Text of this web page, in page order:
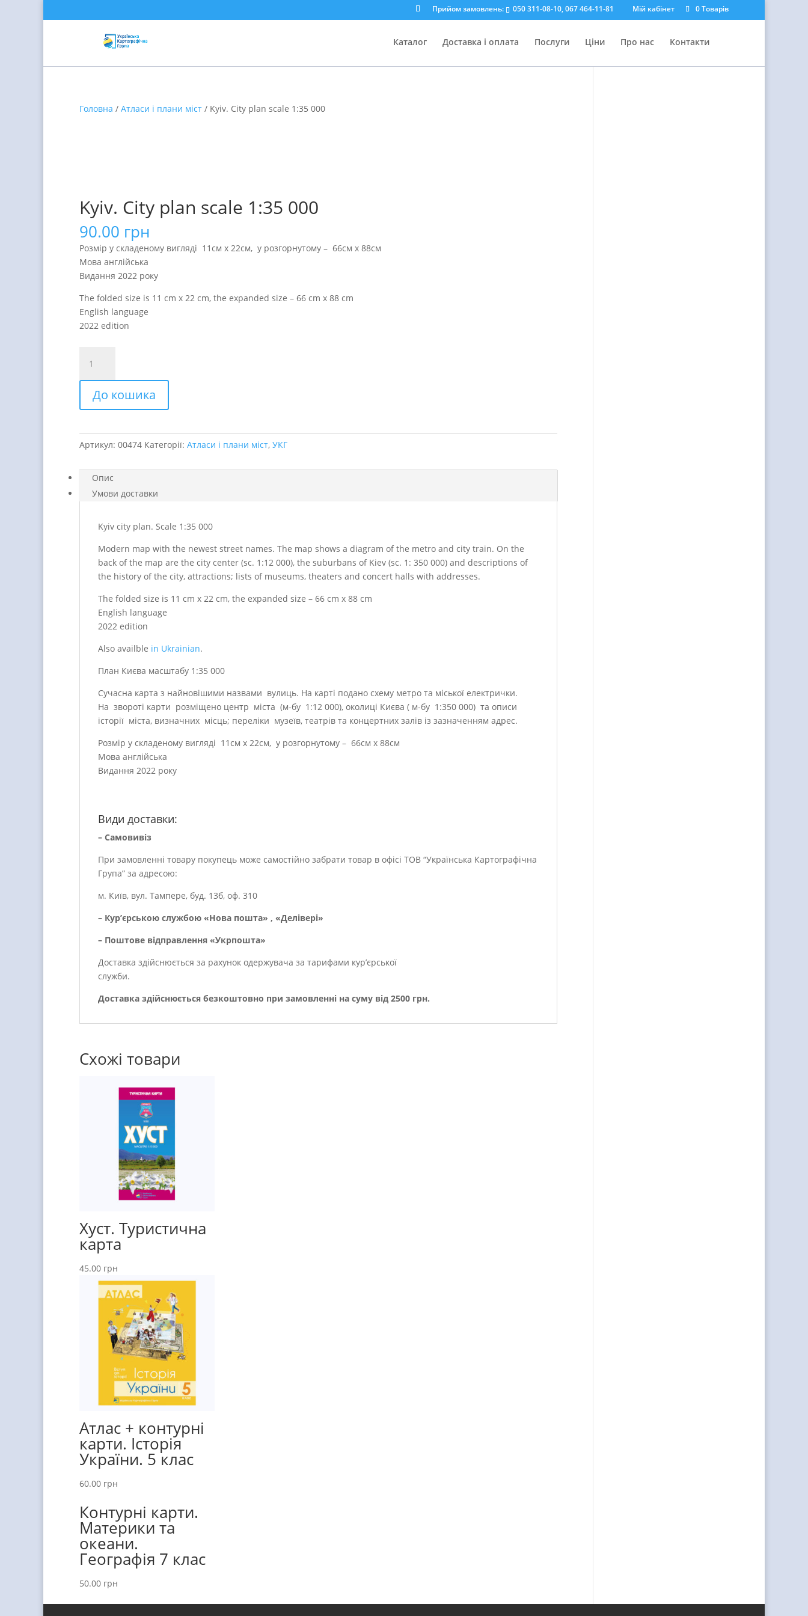
Прийом замовлень: 050 311-08-10, 067 464-11-81 Мій кабінет 0 Товарів
Каталог Доставка і оплата Послуги Ціни Про нас Контакти
Головна / Атласи і плани міст / Kyiv. City plan scale 1:35 000
Kyiv. City plan scale 1:35 000
90.00 грн
Розмір у складеному вигляді 11см х 22см, у розгорнутому – 66см х 88см
Мова англійська
Видання 2022 року
The folded size is 11 cm x 22 cm, the expanded size – 66 cm x 88 cm
English language
2022 edition
City
plan
scale
1:35
quantity
До кошика
Артикул: 00474 Категорії: Атласи і плани міст, УКГ
Опис
Умови доставки
Kyiv city plan. Scale 1:35 000
Modern map with the newest street names. The map shows a diagram of the metro and city train. On the
back of the map are the city center (sc. 1:12 000), the suburbans of Kiev (sc. 1: 350 000) and descriptions of
the history of the city, attractions; lists of museums, theaters and concert halls with addresses.
The folded size is 11 cm x 22 cm, the expanded size – 66 cm x 88 cm
English language
2022 edition
Also availble in Ukrainian.
План Києва масштабу 1:35 000
Сучасна карта з найновішими назвами вулиць. На карті подано схему метро та міської електрички.
На звороті карти розміщено центр міста (м-бу 1:12 000), околиці Києва ( м-бу 1:350 000) та описи
історії міста, визначних місць; переліки музеїв, театрів та концертних залів із зазначенням адрес.
Розмір у складеному вигляді 11см х 22см, у розгорнутому – 66см х 88см
Мова англійська
Видання 2022 року
Види доставки:
– Самовивіз
При замовленні товару покупець може самостійно забрати товар в офісі ТОВ “Українська Картографічна
Група” за адресою:
м. Київ, вул. Тампере, буд. 13б, оф. 310
– Кур’єрською службою «Нова пошта» , «Делівері»
– Поштове відправлення «Укрпошта»
Доставка здійснюється за рахунок одержувача за тарифами кур’єрської
служби.
Доставка здійснюється безкоштовно при замовленні на суму від 2500 грн.
Схожі товари
Хуст. Туристична
карта
45.00 грн
Атлас + контурні
карти. Історія
України. 5 клас
60.00 грн
Контурні карти.
Материки та
океани.
Географія 7 клас
50.00 грн